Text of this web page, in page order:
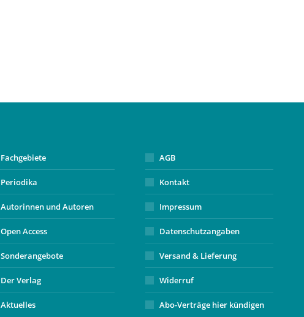
Fachgebiete
Periodika
Autorinnen und Autoren
Open Access
Sonderangebote
Der Verlag
Aktuelles
AGB
Kontakt
Impressum
Datenschutzangaben
Versand & Lieferung
Widerruf
Abo-Verträge hier kündigen